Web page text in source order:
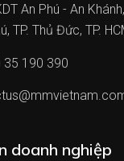
An Phú - An Khánh,
TP. Thủ Đức, TP.
35 190 390
doanh nghiệp